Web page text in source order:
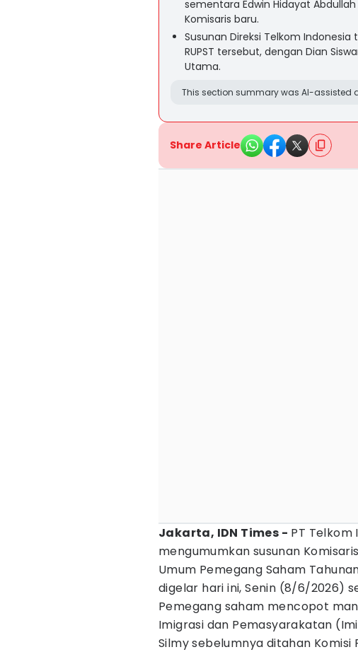
sementara Edwin Hidayat
Komisaris baru.
Susunan Direksi Telkom
RUPST tersebut, dengan Dian
Utama.
This section summary was AI-assisted
Share Article
Jakarta, IDN Times - PT Telkom
mengumumkan susunan
Umum Pemegang Saham
digelar hari ini, Senin (8/6/2026)
Pemegang saham mencopot
Imigrasi dan Pemasyarakatan
Silmy sebelumnya ditahan